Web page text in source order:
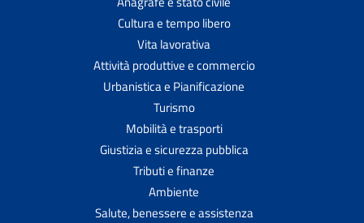
Cultura e tempo libero
Vita lavorativa
Attività produttive e commercio
Urbanistica e Pianificazione
Turismo
Mobilità e trasporti
Giustizia e sicurezza pubblica
Tributi e finanze
Ambiente
Salute, benessere e assistenza